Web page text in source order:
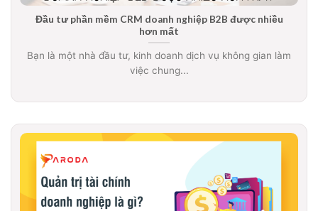
Đầu tư phần mềm CRM doanh nghiệp B2B được nhiều
hơn mất
Bạn là một nhà đầu tư, kinh doanh dịch vụ không gian làm
việc chung...